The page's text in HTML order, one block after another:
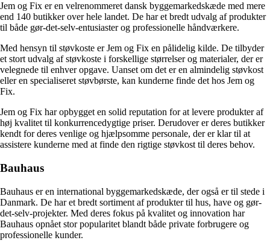
Jem og Fix er en velrenommeret dansk byggemarkedskæde med mere
end 140 butikker over hele landet. De har et bredt udvalg af produkter
til både gør-det-selv-entusiaster og professionelle håndværkere.
Med hensyn til støvkoste er Jem og Fix en pålidelig kilde. De tilbyder
et stort udvalg af støvkoste i forskellige størrelser og materialer, der er
velegnede til enhver opgave. Uanset om det er en almindelig støvkost
eller en specialiseret støvbørste, kan kunderne finde det hos Jem og
Fix.
Jem og Fix har opbygget en solid reputation for at levere produkter af
høj kvalitet til konkurrencedygtige priser. Derudover er deres butikker
kendt for deres venlige og hjælpsomme personale, der er klar til at
assistere kunderne med at finde den rigtige støvkost til deres behov.
Bauhaus
Bauhaus er en international byggemarkedskæde, der også er til stede i
Danmark. De har et bredt sortiment af produkter til hus, have og gør-
det-selv-projekter. Med deres fokus på kvalitet og innovation har
Bauhaus opnået stor popularitet blandt både private forbrugere og
professionelle kunder.